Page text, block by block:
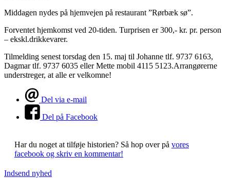
Middagen nydes på hjemvejen på restaurant ”Rørbæk sø”.
Forventet hjemkomst ved 20-tiden. Turprisen er 300,- kr. pr. person
– ekskl.drikkevarer.
Tilmelding senest torsdag den 15. maj til Johanne tlf. 9737 6163,
Dagmar tlf. 9737 6035 eller Mette mobil 4115 5123.Arrangørerne
understreger, at alle er velkomne!
Del via e-mail
Del på Facebook
Har du noget at tilføje historien? Så hop over på vores
facebook og skriv en kommentar!
Indsend nyhed